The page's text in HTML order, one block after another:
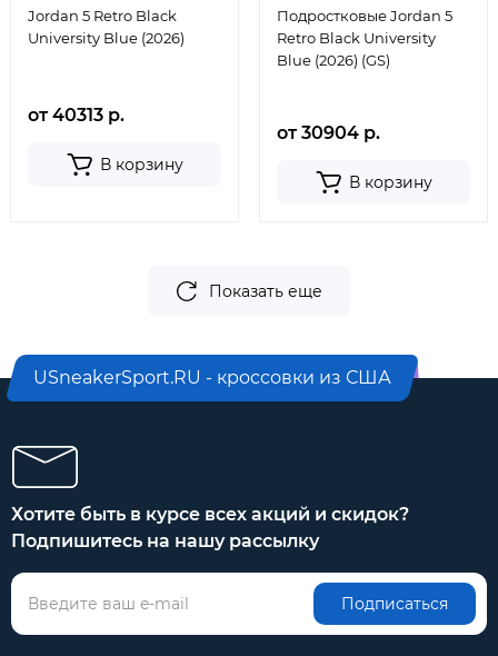
Jordan 5 Retro Black
University Blue (2026)
от 40313 р.
В корзину
Подростковые Jordan 5
Retro Black University
Blue (2026) (GS)
от 30904 р.
В корзину
Показать еще
USneakerSport.RU - кроссовки из США
Хотите быть в курсе всех акций и скидок?
Подпишитесь на нашу рассылку
Подписаться